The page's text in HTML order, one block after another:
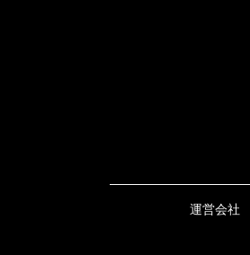
運営会社